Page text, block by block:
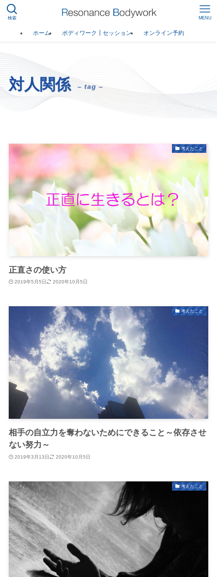
検索 MENU
ホーム ボディワーク┃セッション オンライン予約
対人関係 – tag –
考えたこと
正直さの使い方
2019年5月5日 2020年10月5日
考えたこと
相手の自立力を奪わないためにできること～依存させ
ない努力～
2019年3月13日 2020年10月5日
考えたこと